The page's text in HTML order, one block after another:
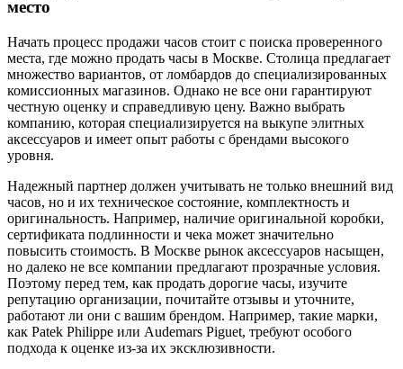
место
Начать процесс продажи часов стоит с поиска проверенного
места, где можно продать часы в Москве. Столица предлагает
множество вариантов, от ломбардов до специализированных
комиссионных магазинов. Однако не все они гарантируют
честную оценку и справедливую цену. Важно выбрать
компанию, которая специализируется на выкупе элитных
аксессуаров и имеет опыт работы с брендами высокого
уровня.
Надежный партнер должен учитывать не только внешний вид
часов, но и их техническое состояние, комплектность и
оригинальность. Например, наличие оригинальной коробки,
сертификата подлинности и чека может значительно
повысить стоимость. В Москве рынок аксессуаров насыщен,
но далеко не все компании предлагают прозрачные условия.
Поэтому перед тем, как продать дорогие часы, изучите
репутацию организации, почитайте отзывы и уточните,
работают ли они с вашим брендом. Например, такие марки,
как Patek Philippe или Audemars Piguet, требуют особого
подхода к оценке из-за их эксклюзивности.